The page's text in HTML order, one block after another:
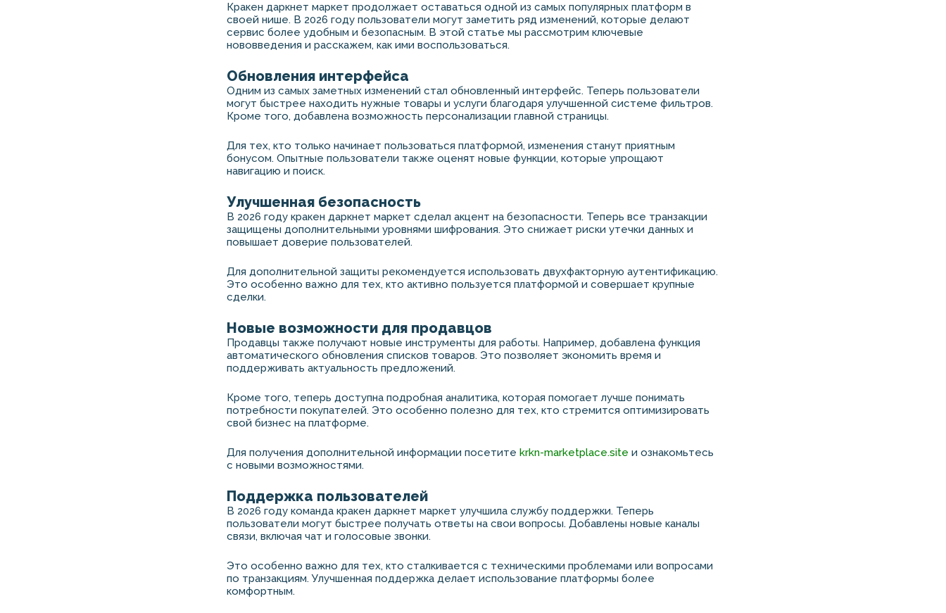
Кракен даркнет маркет продолжает оставаться одной из самых популярных платформ в
своей нише. В 2026 году пользователи могут заметить ряд изменений, которые делают
сервис более удобным и безопасным. В этой статье мы рассмотрим ключевые
нововведения и расскажем, как ими воспользоваться.
Обновления интерфейса
Одним из самых заметных изменений стал обновленный интерфейс. Теперь пользователи
могут быстрее находить нужные товары и услуги благодаря улучшенной системе фильтров.
Кроме того, добавлена возможность персонализации главной страницы.
Для тех, кто только начинает пользоваться платформой, изменения станут приятным
бонусом. Опытные пользователи также оценят новые функции, которые упрощают
навигацию и поиск.
Улучшенная безопасность
В 2026 году кракен даркнет маркет сделал акцент на безопасности. Теперь все транзакции
защищены дополнительными уровнями шифрования. Это снижает риски утечки данных и
повышает доверие пользователей.
Для дополнительной защиты рекомендуется использовать двухфакторную аутентификацию.
Это особенно важно для тех, кто активно пользуется платформой и совершает крупные
сделки.
Новые возможности для продавцов
Продавцы также получают новые инструменты для работы. Например, добавлена функция
автоматического обновления списков товаров. Это позволяет экономить время и
поддерживать актуальность предложений.
Кроме того, теперь доступна подробная аналитика, которая помогает лучше понимать
потребности покупателей. Это особенно полезно для тех, кто стремится оптимизировать
свой бизнес на платформе.
Для получения дополнительной информации посетите krkn-marketplace.site и ознакомьтесь
с новыми возможностями.
Поддержка пользователей
В 2026 году команда кракен даркнет маркет улучшила службу поддержки. Теперь
пользователи могут быстрее получать ответы на свои вопросы. Добавлены новые каналы
связи, включая чат и голосовые звонки.
Это особенно важно для тех, кто сталкивается с техническими проблемами или вопросами
по транзакциям. Улучшенная поддержка делает использование платформы более
комфортным.